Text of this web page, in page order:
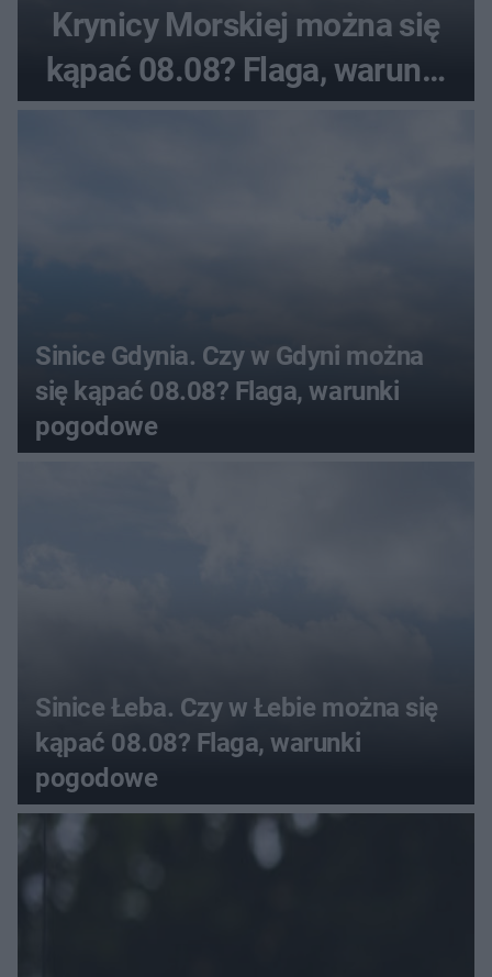
Krynicy Morskiej można się
kąpać 08.08? Flaga, warunki
pogodowe
Sinice Gdynia. Czy w Gdyni można
się kąpać 08.08? Flaga, warunki
pogodowe
Sinice Łeba. Czy w Łebie można się
kąpać 08.08? Flaga, warunki
pogodowe